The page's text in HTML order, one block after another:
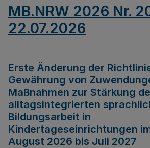
MB.NRW 2026 Nr.
22.07.2026
Erste Änderung der
Gewährung von
Maßnahmen zur Stärkung
alltagsintegrierten
Bildungsarbeit in
Kindertageseinrichtungen
August 2026 bis Juli 2027